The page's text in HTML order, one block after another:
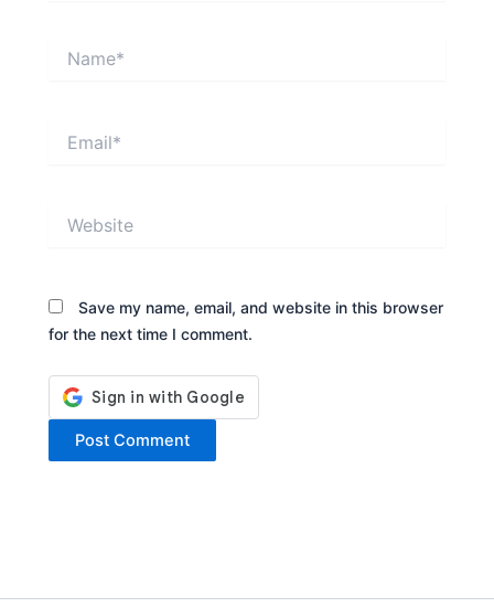
Save my name, email, and website in this browser
for the next time I comment.